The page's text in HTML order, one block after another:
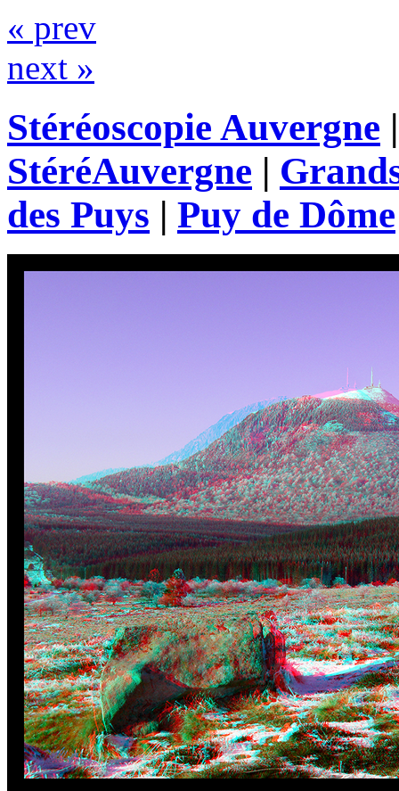
« prev
next »
Stéréoscopie Auvergne
StéréAuvergne |
des Puys | Puy de Dôme